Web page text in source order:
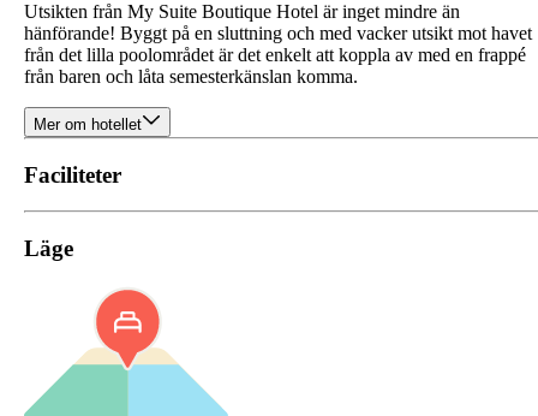
Utsikten från My Suite Boutique Hotel är inget mindre än
hänförande! Byggt på en sluttning och med vacker utsikt mot havet
från det lilla poolområdet är det enkelt att koppla av med en frappé
från baren och låta semesterkänslan komma.
Mer om hotellet
Faciliteter
Läge